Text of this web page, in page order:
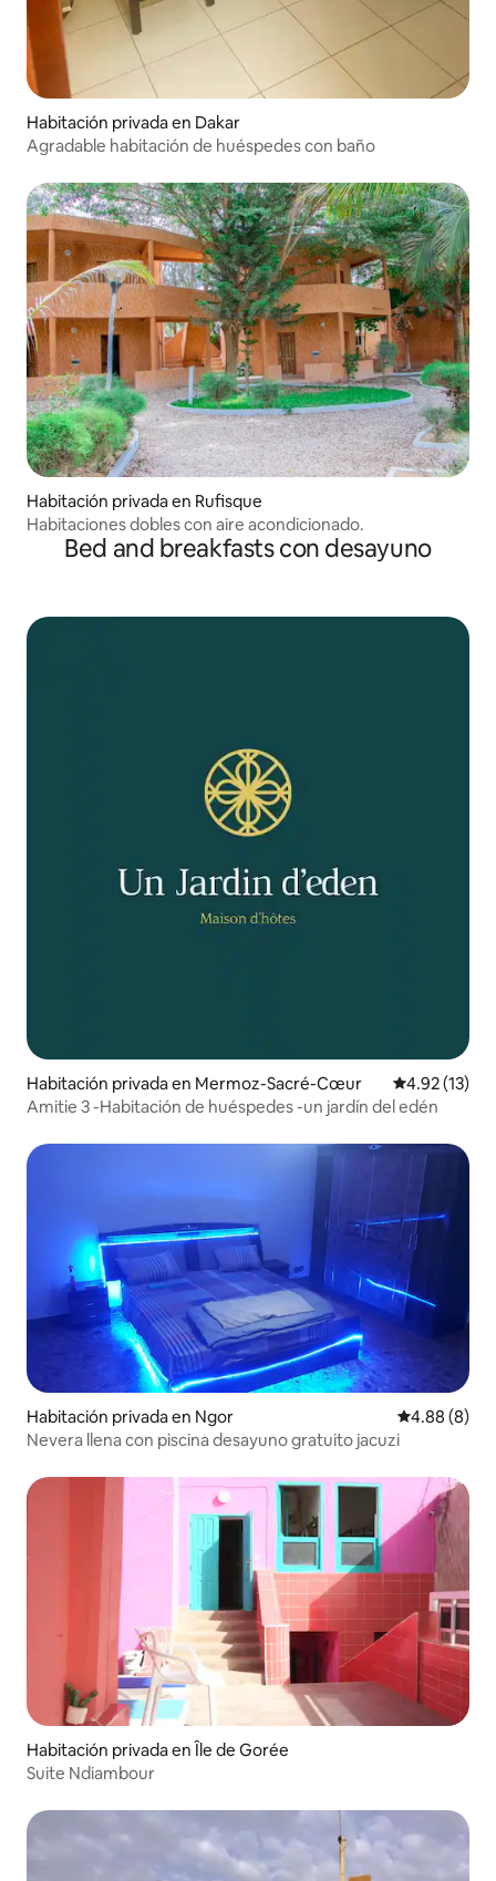
Habitación privada en Dakar
Agradable habitación de huéspedes con baño
Habitación privada en Rufisque
Habitaciones dobles con aire acondicionado.
Bed and breakfasts con desayuno
Habitación privada en Mermoz-Sacré-Cœur Calificación
4.92 (13)
Amitie 3 -Habitación de huéspedes -un jardín del edén
Habitación privada en Ngor Calificación
4.88 (8)
Nevera llena con piscina desayuno gratuito jacuzi
Habitación privada en Île de Gorée
Suite Ndiambour